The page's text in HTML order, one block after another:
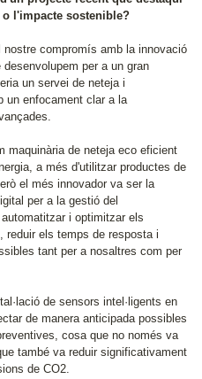
l'impacte sostenible?
compromís amb la innovació
per a un gran
un servei de neteja i
un enfocament clar a la
maquinària de neteja eco eficient
a més d'utilitzar productes de
el més innovador va ser la
per a la gestió del
i optimitzar els
reduir els temps de resposta i
tant per a nosaltres com per
de sensors intel·ligents en
de manera anticipada possibles
cosa que no només va
també va reduir significativament
de CO2.